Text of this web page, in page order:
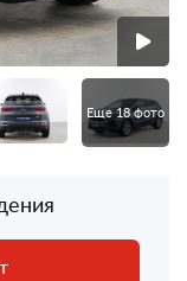
Еще 18 фото